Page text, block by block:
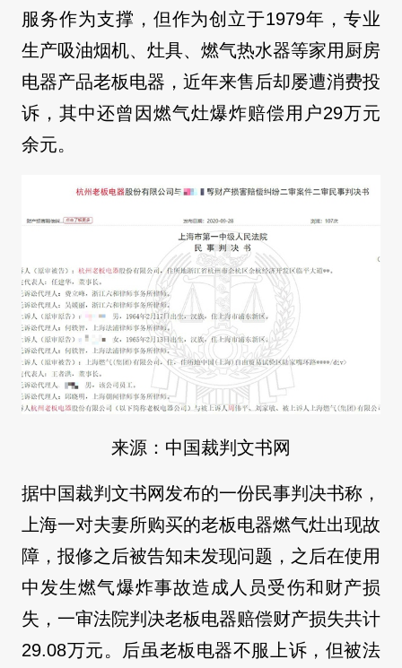
服务作为支撑，但作为创立于1979年，专业
生产吸油烟机、灶具、燃气热水器等家用厨房
电器产品老板电器，近年来售后却屡遭消费投
诉，其中还曾因燃气灶爆炸赔偿用户29万元
余元。
来源：中国裁判文书网
据中国裁判文书网发布的一份民事判决书称，
上海一对夫妻所购买的老板电器燃气灶出现故
障，报修之后被告知未发现问题，之后在使用
中发生燃气爆炸事故造成人员受伤和财产损
失，一审法院判决老板电器赔偿财产损失共计
29.08万元。后虽老板电器不服上诉，但被法